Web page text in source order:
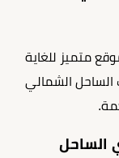
متميز للغاية
الشمالي
الساحل